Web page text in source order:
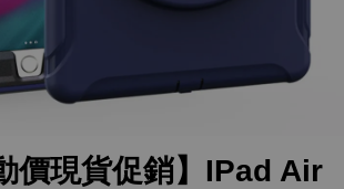
價現貨促銷】IPad Air